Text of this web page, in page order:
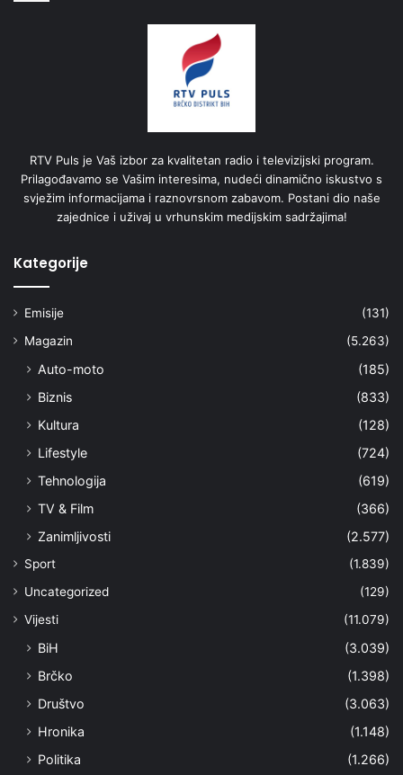
RTV Puls je Vaš izbor za kvalitetan radio i televizijski program.
Prilagođavamo se Vašim interesima, nudeći dinamično iskustvo s
svježim informacijama i raznovrsnom zabavom. Postani dio naše
zajednice i uživaj u vrhunskim medijskim sadržajima!
Kategorije
Emisije
(131)
Magazin
(5.263)
Auto-moto
(185)
Biznis
(833)
Kultura
(128)
Lifestyle
(724)
Tehnologija
(619)
TV & Film
(366)
Zanimljivosti
(2.577)
Sport
(1.839)
Uncategorized
(129)
Vijesti
(11.079)
BiH
(3.039)
Brčko
(1.398)
Društvo
(3.063)
Hronika
(1.148)
Politika
(1.266)